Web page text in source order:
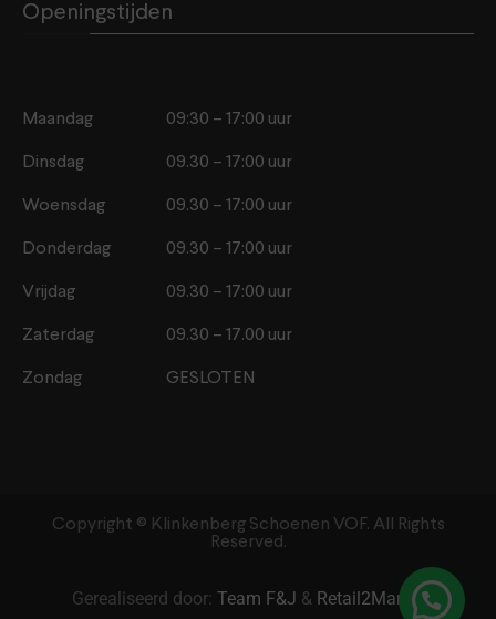
Openingstijden
Maandag 09:30 – 17:00 uur
Dinsdag 09.30 – 17:00 uur
Woensdag 09.30 – 17:00 uur
Donderdag 09.30 – 17:00 uur
Vrijdag 09.30 – 17:00 uur
Zaterdag 09.30 – 17.00 uur
Zondag GESLOTEN
Copyright ©️ Klinkenberg Schoenen VOF. All Rights
Reserved.
Gerealiseerd door: Team F&J & Retail2Market